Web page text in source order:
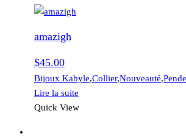
amazigh
$45.00
Bijoux Kabyle,Collier,Nouveauté,
Lire la suite
Quick View